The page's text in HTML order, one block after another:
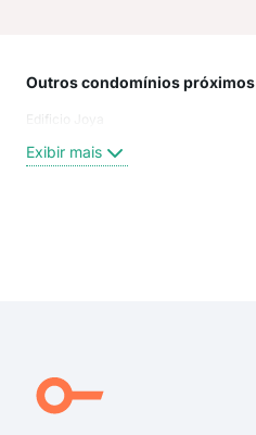
Outros condomínios próximos
Edificio Joya
Exibir mais